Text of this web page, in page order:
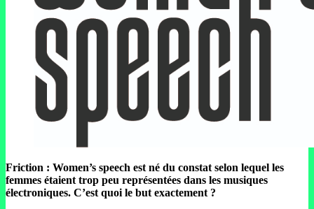
Friction : Women’s speech est né du constat selon lequel les
femmes étaient trop peu représentées dans les musiques
électroniques. C’est quoi le but exactement ?